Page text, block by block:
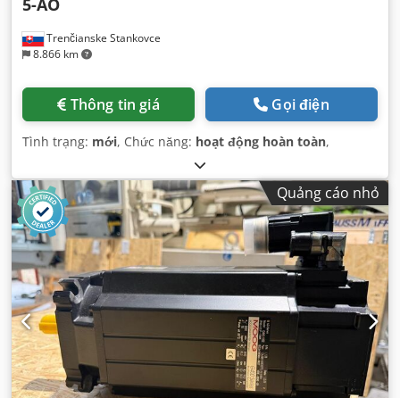
Trenčianske Stankovce
8.866 km
5-AO
Thông tin giá Gọi điện
Tình trạng: mới, Chức năng: hoạt động hoàn toàn,
Quảng cáo nhỏ